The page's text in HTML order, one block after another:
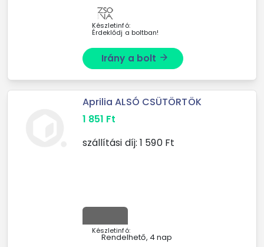
Anyagösszetétel: 100 % pamut ...
Készletinfó:
Érdeklődj a boltban!
Irány a bolt arrow_forward
Aprilia ALSÓ CSÜTÖRTÖK
1 851 Ft
szállítási díj: 1 590Ft
Készletinfó:
Rendelhető, 4 nap